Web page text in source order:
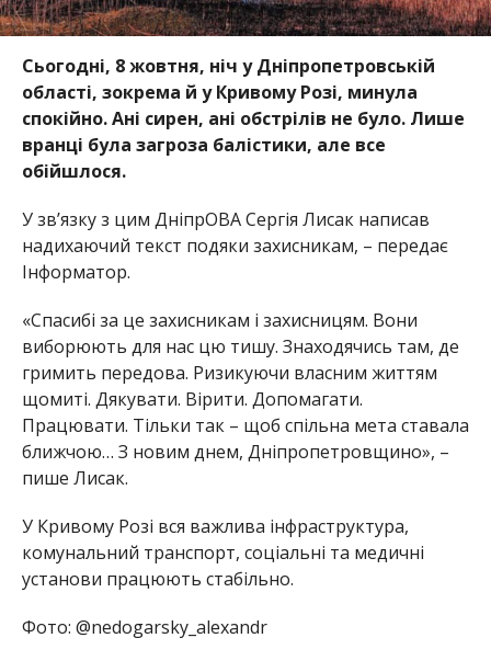
Сьогодні, 8 жовтня, ніч у Дніпропетровській
області, зокрема й у Кривому Розі, минула
спокійно. Ані сирен, ані обстрілів не було. Лише
вранці була загроза балістики, але все
обійшлося.
У зв’язку з цим ДніпрОВА Сергія Лисак написав
надихаючий текст подяки захисникам, – передає
Інформатор.
«Спасибі за це захисникам і захисницям. Вони
виборюють для нас цю тишу. Знаходячись там, де
гримить передова. Ризикуючи власним життям
щомиті. Дякувати. Вірити. Допомагати.
Працювати. Тільки так – щоб спільна мета ставала
ближчою… З новим днем, Дніпропетровщино», –
пише Лисак.
У Кривому Розі вся важлива інфраструктура,
комунальний транспорт, соціальні та медичні
установи працюють стабільно.
Фото: @nedogarsky_alexandr